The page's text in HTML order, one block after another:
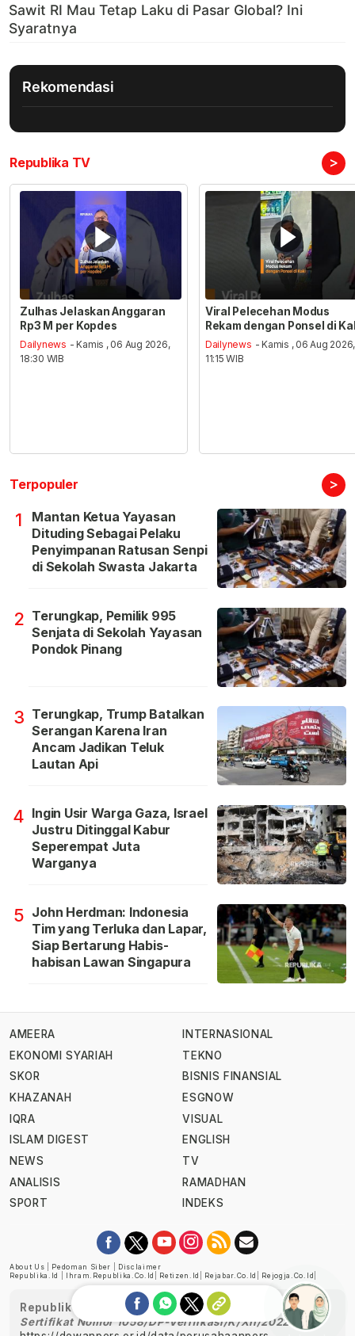
Rekomendasi
Republika TV >
Zulhas Jelaskan Anggaran
Rp3 M per Kopdes
Dailynews - Kamis , 06 Aug 2026,
18:30 WIB
Viral Pelecehan Modus
Rekam dengan Ponsel di
Dailynews - Kamis , 06 Aug 2026,
11:15 WIB
Terpopuler >
1
Mantan Ketua Yayasan
Dituding Sebagai Pelaku
Penyimpanan Ratusan Senpi
di Sekolah Swasta Jakarta
2 Terungkap, Pemilik 995
Senjata di Sekolah Yayasan
Pondok Pinang
3 Terungkap, Trump Batalkan
Serangan Karena Iran
Ancam Jadikan Teluk
Lautan Api
4 Ingin Usir Warga Gaza, Israel
Justru Ditinggal Kabur
Seperempat Juta
Warganya
5 John Herdman: Indonesia
Tim yang Terluka dan Lapar,
Siap Bertarung Habis-
habisan Lawan Singapura
AMEERA
EKONOMI SYARIAH
SKOR
KHAZANAH
IQRA
ISLAM DIGEST
NEWS
ANALISIS
SPORT
INTERNASIONAL
TEKNO
BISNIS FINANSIAL
ESGNOW
VISUAL
ENGLISH
TV
RAMADHAN
INDEKS
About Us Pedoman Siber
Disclaimer
Republika.id
Ihram.republika.co.id Retizen.id Rejabar.co.id Rejogja.co.id
Republika telah diverifikasi oleh Dewan Pers
Sertifikat Nomor 1058/DP-Verifikasi/K/XII/2022